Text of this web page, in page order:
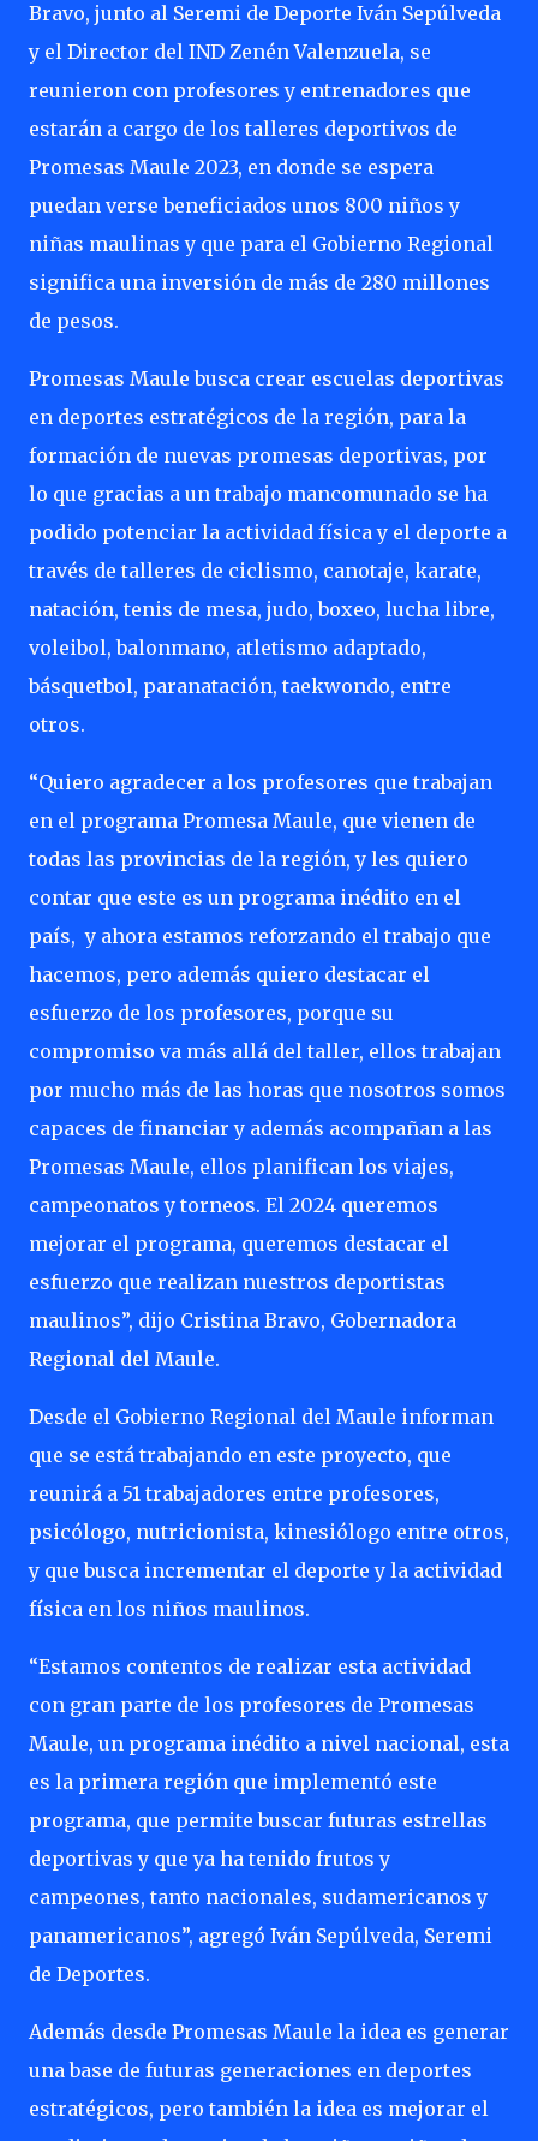
Bravo, junto al Seremi de Deporte Iván Sepúlveda
y el Director del IND Zenén Valenzuela, se
reunieron con profesores y entrenadores que
estarán a cargo de los talleres deportivos de
Promesas Maule 2023, en donde se espera
puedan verse beneficiados unos 800 niños y
niñas maulinas y que para el Gobierno Regional
significa una inversión de más de 280 millones
de pesos.
Promesas Maule busca crear escuelas deportivas
en deportes estratégicos de la región, para la
formación de nuevas promesas deportivas, por
lo que gracias a un trabajo mancomunado se ha
podido potenciar la actividad física y el deporte a
través de talleres de ciclismo, canotaje, karate,
natación, tenis de mesa, judo, boxeo, lucha libre,
voleibol, balonmano, atletismo adaptado,
básquetbol, paranatación, taekwondo, entre
otros.
“Quiero agradecer a los profesores que trabajan
en el programa Promesa Maule, que vienen de
todas las provincias de la región, y les quiero
contar que este es un programa inédito en el
país, y ahora estamos reforzando el trabajo que
hacemos, pero además quiero destacar el
esfuerzo de los profesores, porque su
compromiso va más allá del taller, ellos trabajan
por mucho más de las horas que nosotros somos
capaces de financiar y además acompañan a las
Promesas Maule, ellos planifican los viajes,
campeonatos y torneos. El 2024 queremos
mejorar el programa, queremos destacar el
esfuerzo que realizan nuestros deportistas
maulinos”, dijo Cristina Bravo, Gobernadora
Regional del Maule.
Desde el Gobierno Regional del Maule informan
que se está trabajando en este proyecto, que
reunirá a 51 trabajadores entre profesores,
psicólogo, nutricionista, kinesiólogo entre otros,
y que busca incrementar el deporte y la actividad
física en los niños maulinos.
“Estamos contentos de realizar esta actividad
con gran parte de los profesores de Promesas
Maule, un programa inédito a nivel nacional, esta
es la primera región que implementó este
programa, que permite buscar futuras estrellas
deportivas y que ya ha tenido frutos y
campeones, tanto nacionales, sudamericanos y
panamericanos”, agregó Iván Sepúlveda, Seremi
de Deportes.
Además desde Promesas Maule la idea es generar
una base de futuras generaciones en deportes
estratégicos, pero también la idea es mejorar el